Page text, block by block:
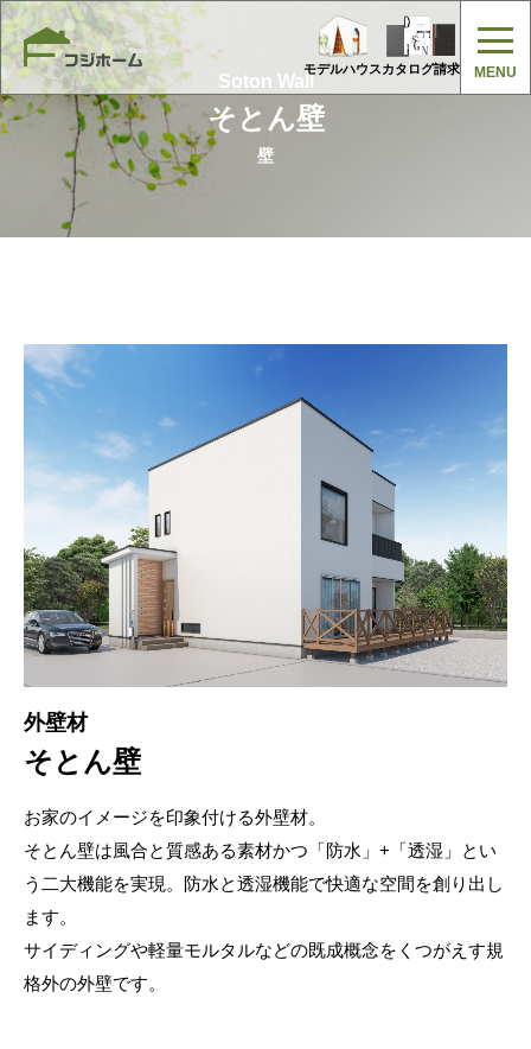
モデルハウスカタログ請求
Soton Wall
そとん壁
壁
外壁材
そとん壁
お家のイメージを印象付ける外壁材。
そとん壁は風合と質感ある素材かつ「防水」+「透湿」とい
う二大機能を実現。防水と透湿機能で快適な空間を創り出し
ます。
サイディングや軽量モルタルなどの既成概念をくつがえす規
格外の外壁です。